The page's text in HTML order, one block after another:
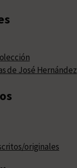
de José Hernández
originales